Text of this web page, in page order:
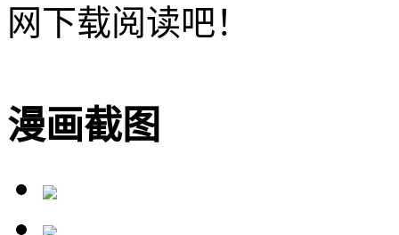
网下载阅读吧！
漫画截图